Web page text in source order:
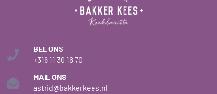
BEL ONS
+316 11 30 16 70
MAIL ONS
astrid@bakkerkees.nl